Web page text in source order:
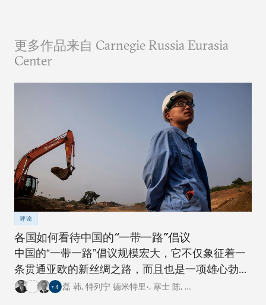
更多作品来自 Carnegie Russia Eurasia
Center
评论
各国如何看待中国的“一带一路”倡议
中国的“一带一路”倡议规模宏大，它不仅象征着一
条贯通亚欧的新丝绸之路，而且也是一项雄心勃勃
的跨国基础设施建设工程。对此，卡内基四个研究
+4 磊 韩, 特列宁 德米特里•, 寒士 陈, …